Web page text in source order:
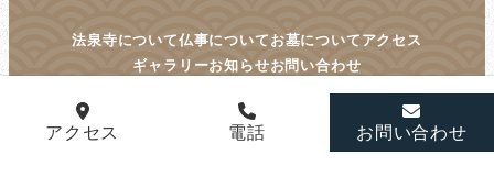
法泉寺について仏事について お墓について アクセス
ギャラリーお知らせお問い合わせ
© housenji All Rights Reserved.
アクセス 電話 お問い合わせ